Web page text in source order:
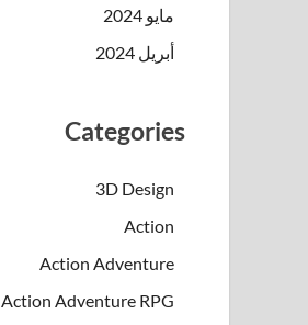
مايو 2024
أبريل 2024
Categories
3D Design
Action
Action Adventure
Action Adventure RPG